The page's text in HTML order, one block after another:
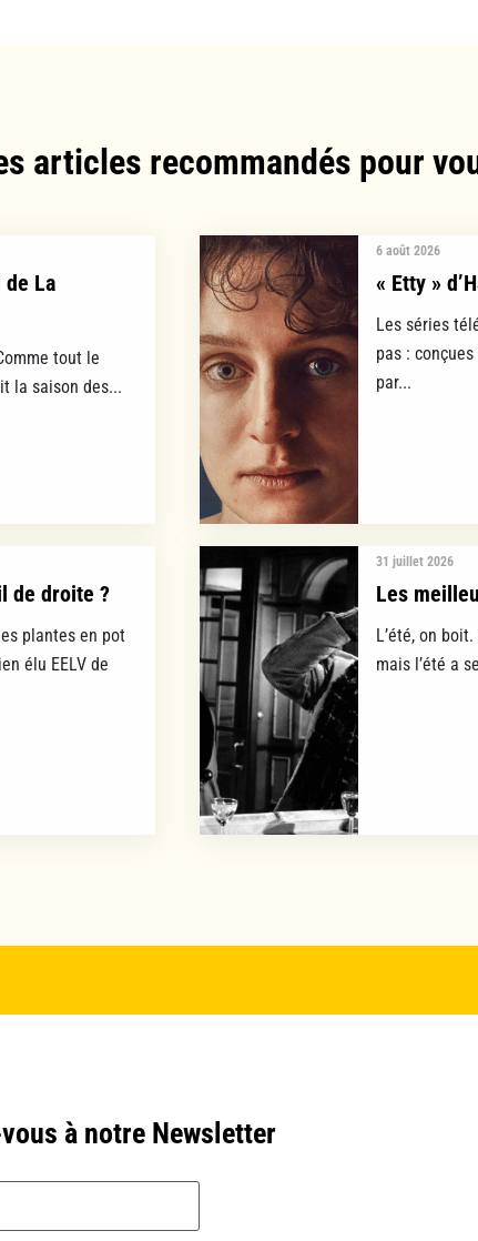
articles recommandés pour
La
tout le
la saison des...
6 août 2026
« Etty »
Les séries
pas :
par...
de droite ?
plantes en pot
élu EELV de
31 juillet 2026
Les
L’été, on
mais l’été a
à notre Newsletter